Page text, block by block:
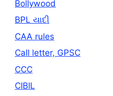
Bollywood
BPL યાદી
CAA rules
Call letter, GPSC
CCC
CIBIL